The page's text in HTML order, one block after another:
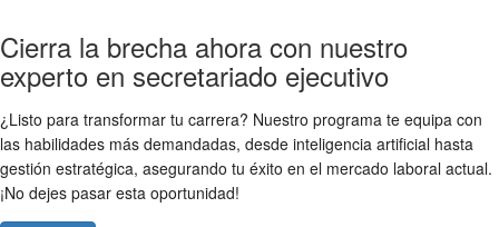
Cierra la brecha ahora con nuestro
experto en secretariado ejecutivo
¿Listo para transformar tu carrera? Nuestro programa te equipa con
las habilidades más demandadas, desde inteligencia artificial hasta
gestión estratégica, asegurando tu éxito en el mercado laboral actual.
¡No dejes pasar esta oportunidad!